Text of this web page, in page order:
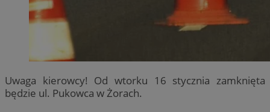
Uwaga kierowcy! Od wtorku 16 stycznia zamknięta
będzie ul. Pukowca w Żorach.